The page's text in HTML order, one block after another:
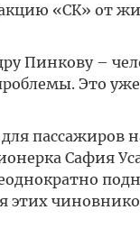
«СК» от
Пинкову –
Это уже
пассажиров
Сафия